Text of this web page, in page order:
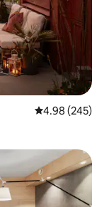
從 245 則評價
4.98 (245)